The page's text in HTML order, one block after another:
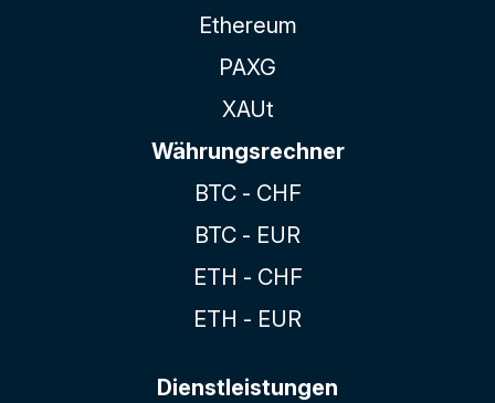
Ethereum
PAXG
XAUt
Währungsrechner
BTC - CHF
BTC - EUR
ETH - CHF
ETH - EUR
Dienstleistungen